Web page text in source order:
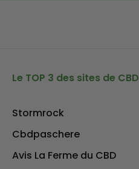
Le TOP 3 des sites de CBD
Stormrock
Cbdpaschere
Avis La Ferme du CBD